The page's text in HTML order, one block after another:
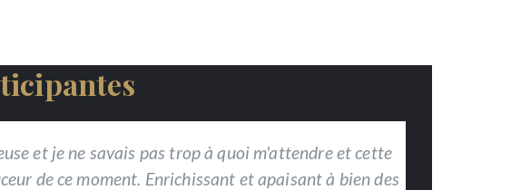
et je ne savais pas trop à quoi m'attendre et cette
de ce moment. Enrichissant et apaisant à bien des